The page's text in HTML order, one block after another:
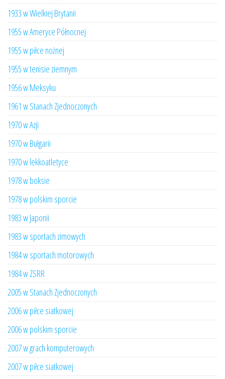
1933 w Wielkiej Brytanii
1955 w Ameryce Północnej
1955 w piłce nożnej
1955 w tenisie ziemnym
1956 w Meksyku
1961 w Stanach Zjednoczonych
1970 w Azji
1970 w Bułgarii
1970 w lekkoatletyce
1978 w boksie
1978 w polskim sporcie
1983 w Japonii
1983 w sportach zimowych
1984 w sportach motorowych
1984 w ZSRR
2005 w Stanach Zjednoczonych
2006 w piłce siatkowej
2006 w polskim sporcie
2007 w grach komputerowych
2007 w piłce siatkowej